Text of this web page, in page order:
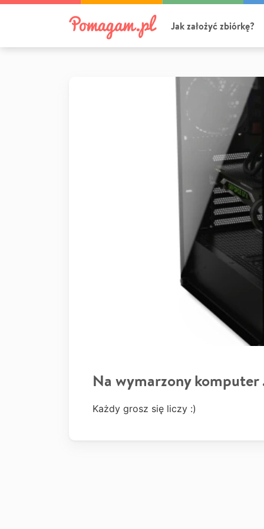
Jak założyć zbiórkę?
Na wymarzony komputer
Każdy grosz się liczy :)